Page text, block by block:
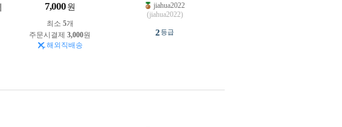
7,000 원
최소 5개
주문시결제 3,000원
해외직배송
jiahua2022
(jiahua2022)
2등급